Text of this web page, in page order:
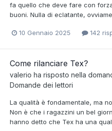
fa quello che deve fare con
buoni. Nulla di eclatante,
10 Gennaio 2025 142
Come rilanciare Tex?
valerio ha risposto nella
Domande dei lettori
La qualità è fondamentale, ma
Non è che i ragazzini un bel
hanno detto che Tex ha una